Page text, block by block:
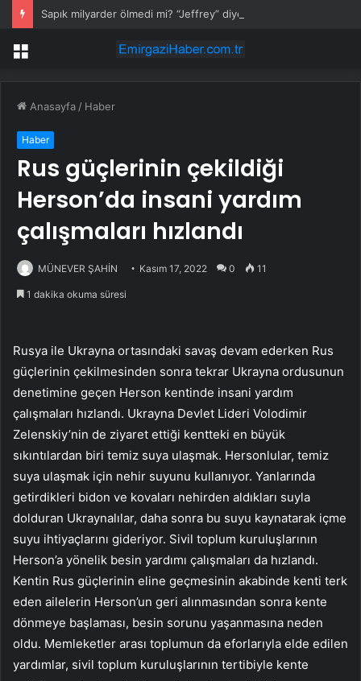
Menü
Anasayfa / Haber
Haber
Rus güçlerinin çekildiği
Herson’da insani yardım
çalışmaları hızlandı
MÜNEVER ŞAHİN Kasım 17, 2022 0 11
1 dakika okuma süresi
Rusya ile Ukrayna ortasındaki savaş devam ederken Rus
güçlerinin çekilmesinden sonra tekrar Ukrayna ordusunun
denetimine geçen Herson kentinde insani yardım
çalışmaları hızlandı. Ukrayna Devlet Lideri Volodimir
Zelenskiy’nin de ziyaret ettiği kentteki en büyük
sıkıntılardan biri temiz suya ulaşmak. Hersonlular, temiz
suya ulaşmak için nehir suyunu kullanıyor. Yanlarında
getirdikleri bidon ve kovaları nehirden aldıkları suyla
dolduran Ukraynalılar, daha sonra bu suyu kaynatarak içme
suyu ihtiyaçlarını gideriyor. Sivil toplum kuruluşlarının
Herson’a yönelik besin yardımı çalışmaları da hızlandı.
Kentin Rus güçlerinin eline geçmesinin akabinde kenti terk
eden ailelerin Herson’un geri alınmasından sonra kente
dönmeye başlaması, besin sorunu yaşanmasına neden
oldu. Memleketler arası toplumun da eforlarıyla elde edilen
yardımlar, sivil toplum kuruluşlarının tertibiyle kente